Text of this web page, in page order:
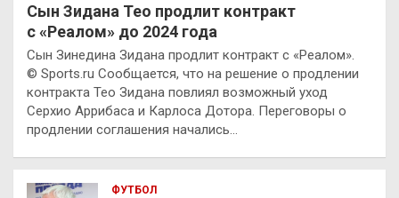
Сын Зидана Тео продлит контракт
с «Реалом» до 2024 года
Сын Зинедина Зидана продлит контракт с «Реалом».
© Sports.ru Сообщается, что на решение о продлении
контракта Тео Зидана повлиял возможный уход
Серхио Аррибаса и Карлоса Дотора. Переговоры о
продлении соглашения начались…
ФУТБОЛ